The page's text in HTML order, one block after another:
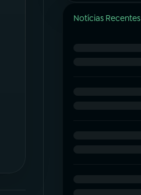
Notícias Recentes